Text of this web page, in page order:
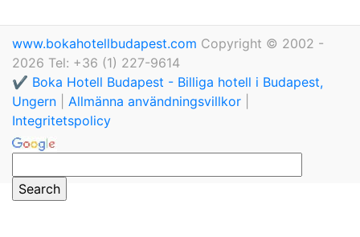
www.bokahotellbudapest.com Copyright © 2002 -
2026 Tel: +36 (1) 227-9614
✔️ Boka Hotell Budapest - Billiga hotell i Budapest,
Ungern
Allmänna användningsvillkor
Integritetspolicy